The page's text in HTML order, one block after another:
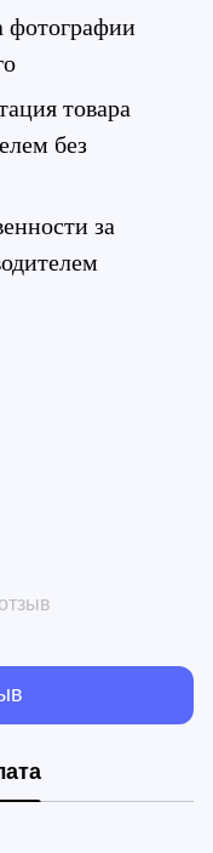
фотографии
товара
без
за